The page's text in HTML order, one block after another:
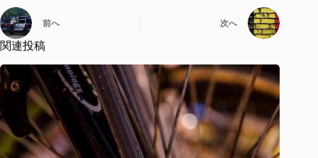
前へ 次へ
関連投稿